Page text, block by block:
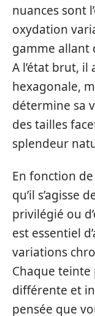
nuances sont
oxydation
gamme allant
A l’état brut,
hexagonale,
détermine sa
des tailles
splendeur
En fonction
qu’il s’agisse
privilégié ou
est essentiel
variations
Chaque
différente et
pensée que